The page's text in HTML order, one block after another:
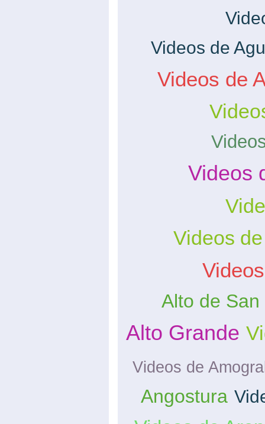
Videos de
Videos de
Videos
Videos
Alto de San
Alto Grande
Videos de
Angostura